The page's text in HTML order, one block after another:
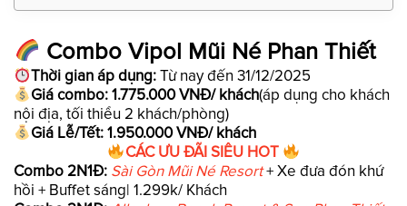
Combo Vipol Mũi Né Phan Thiết
Thời gian áp dụng:Từ nay đến 31/12/2025
Giá combo: 1.775.000 VNĐ/ khách(áp dụng cho khách
nội địa, tối thiểu 2 khách/phòng)
Giá Lễ/Tết: 1.950.000 VNĐ/ khách
CÁC ƯU ĐÃI SIÊU HOT
Combo 2N1Đ: Sài Gòn Mũi Né Resort+ Xe đưa đón khứ
hồi + Buffet sáng| 1.299k/ Khách